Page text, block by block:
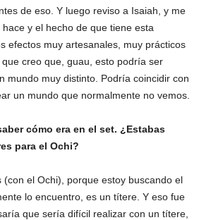
de eso. Y luego reviso a Isaiah, y me
y el hecho de que tiene esta
efectos muy artesanales, muy prácticos
creo que, guau, esto podría ser
mundo muy distinto. Podría coincidir con
un mundo que normalmente no vemos.
cómo era en el set. ¿Estabas
para el Ochi?
(con el Ochi), porque estoy buscando el
lo encuentro, es un títere. Y eso fue
que sería difícil realizar con un títere,